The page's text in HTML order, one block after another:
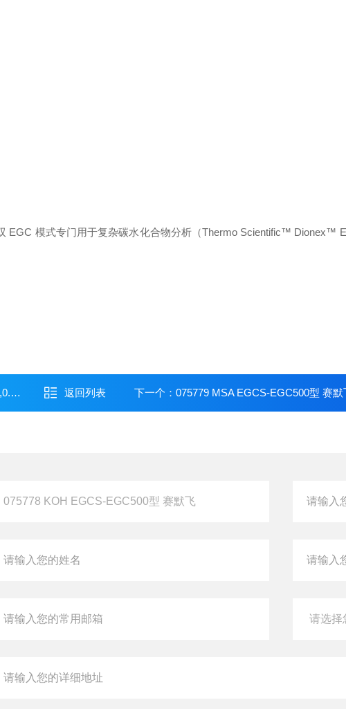
EGC 模式专门用于复杂碳水化合物分析（Thermo Scientific™ Dionex™
返回列表 下一个： 075779 MSA EGCS-EGC500型 赛默